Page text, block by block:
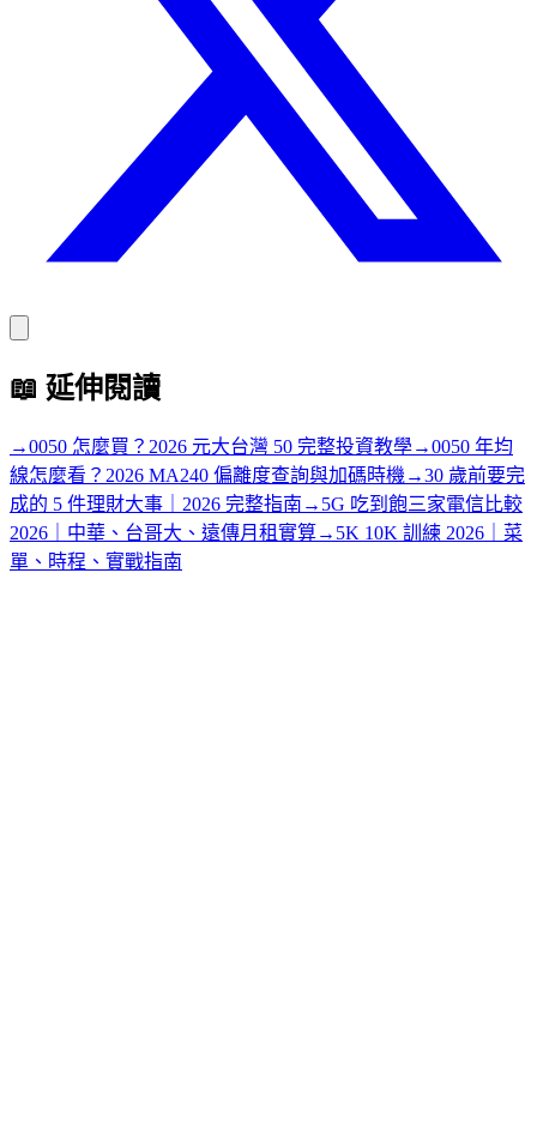
📖 延伸閱讀
→0050 怎麼買？2026 元大台灣 50 完整投資教學→0050 年均
線怎麼看？2026 MA240 偏離度查詢與加碼時機 →30 歲前要完
成的 5 件理財大事｜2026 完整指南 → 5G 吃到飽三家電信比較
2026｜中華、台哥大、遠傳月租實算→ 5K 10K 訓練 2026｜菜
單、時程、實戰指南